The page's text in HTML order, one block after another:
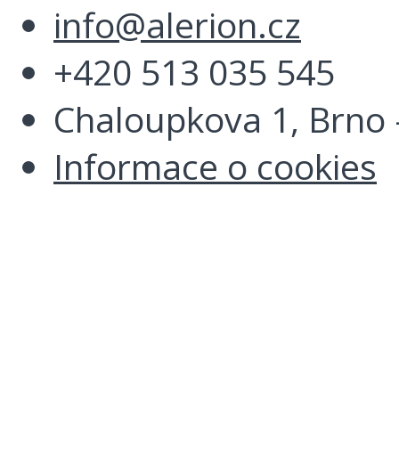
info@alerion.cz
+420 513 035 545
Chaloupkova 1,
Informace o cookies